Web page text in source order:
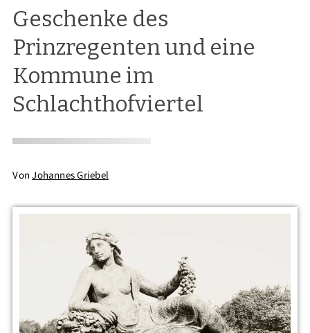
Geschenke des
Prinzregenten und eine
Kommune im
Schlachthofviertel
VonJohannes Griebel